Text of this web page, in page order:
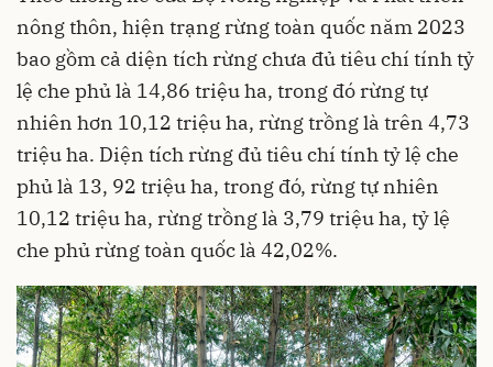
nông thôn, hiện trạng rừng toàn quốc năm 2023
bao gồm cả diện tích rừng chưa đủ tiêu chí tính tỷ
lệ che phủ là 14,86 triệu ha, trong đó rừng tự
nhiên hơn 10,12 triệu ha, rừng trồng là trên 4,73
triệu ha. Diện tích rừng đủ tiêu chí tính tỷ lệ che
phủ là 13, 92 triệu ha, trong đó, rừng tự nhiên
10,12 triệu ha, rừng trồng là 3,79 triệu ha, tỷ lệ
che phủ rừng toàn quốc là 42,02%.